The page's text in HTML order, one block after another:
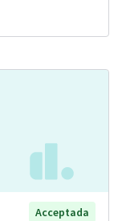
Acceptada